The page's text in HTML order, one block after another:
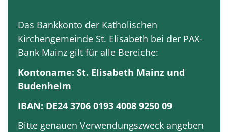
Das Bankkonto der Katholischen
Kirchengemeinde St. Elisabeth bei der PAX-
Bank Mainz gilt für alle Bereiche:
Kontoname: St. Elisabeth Mainz und
Budenheim
IBAN: DE24 3706 0193 4008 9250 09
Bitte genauen Verwendungszweck angeben